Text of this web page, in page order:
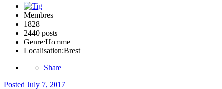
Membres
1828
2440 posts
Genre:Homme
Localisation:Brest
Share
Posted July 7, 2017